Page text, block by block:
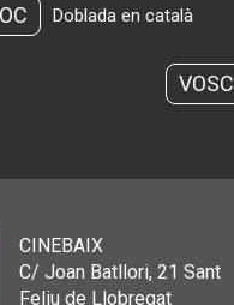
Doblada en català
VOSC
CINEBAIX
C/ Joan Batllori, 21 Sant
Feliu de Llobregat